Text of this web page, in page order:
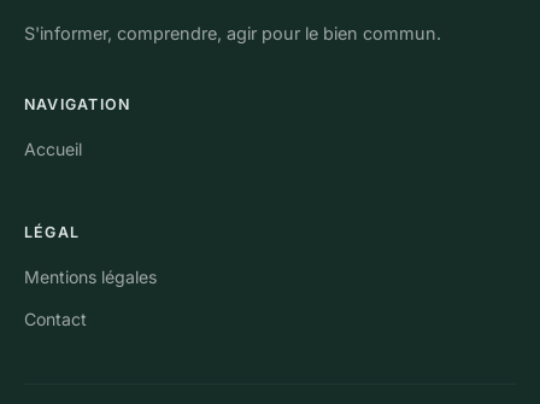
S'informer, comprendre, agir pour le bien commun.
NAVIGATION
Accueil
LÉGAL
Mentions légales
Contact